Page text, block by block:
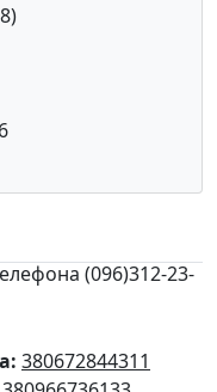
(096)312-23-
380672844311